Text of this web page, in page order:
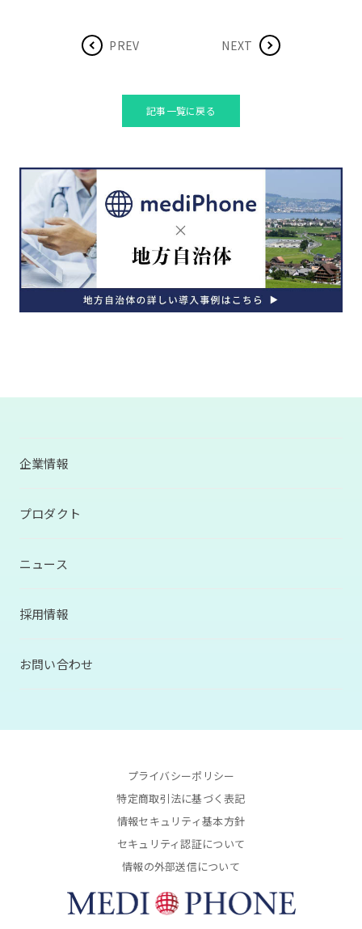
PREV NEXT
記事一覧に戻る
企業情報
プロダクト
ニュース
採用情報
お問い合わせ
プライバシーポリシー
特定商取引法に基づく表記
情報セキュリティ基本方針
セキュリティ認証について
情報の外部送信について